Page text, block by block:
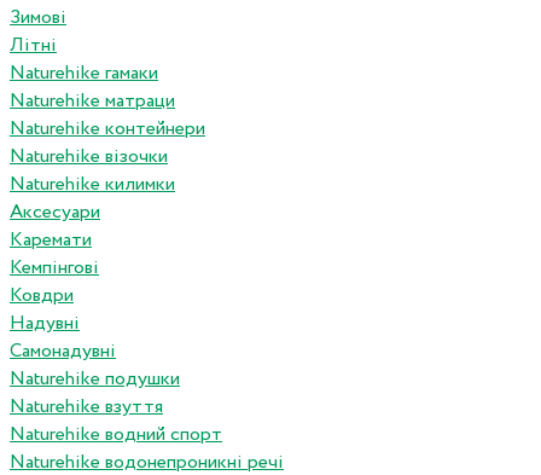
Зимові
Літні
Naturehike гамаки
Naturehike матраци
Naturehike контейнери
Naturehike візочки
Naturehike килимки
Аксесуари
Каремати
Кемпінгові
Ковдри
Надувні
Самонадувні
Naturehike подушки
Naturehike взуття
Naturehike водний спорт
Naturehike водонепроникні речі